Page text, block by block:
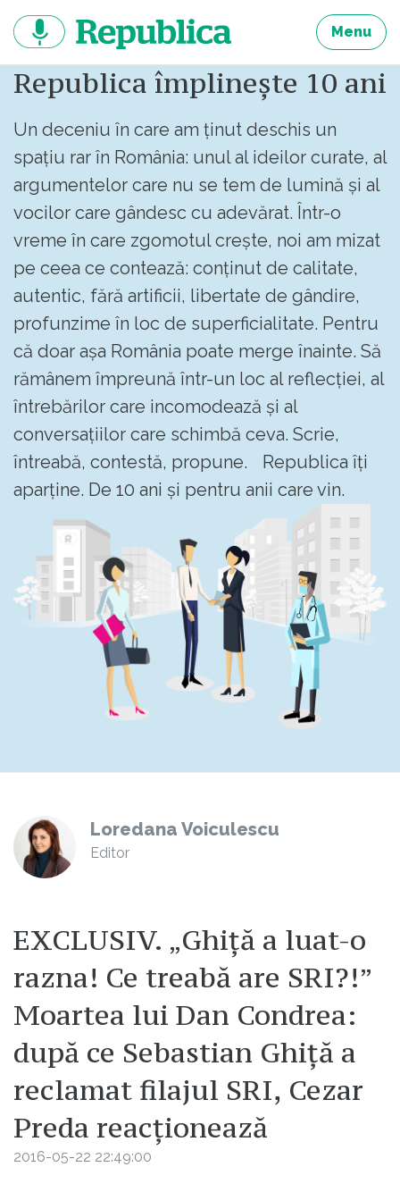
continut
Menu
Republica împlinește 10 ani
Un deceniu în care am ținut deschis un
spațiu rar în România: unul al ideilor curate, al
argumentelor care nu se tem de lumină și al
vocilor care gândesc cu adevărat. Într-o
vreme în care zgomotul crește, noi am mizat
pe ceea ce contează: conținut de calitate,
autentic, fără artificii, libertate de gândire,
profunzime în loc de superficialitate. Pentru
că doar așa România poate merge înainte. Să
rămânem împreună într-un loc al reflecției, al
întrebărilor care incomodează și al
conversațiilor care schimbă ceva. Scrie,
întreabă, contestă, propune. Republica îți
aparține. De 10 ani și pentru anii care vin.
Loredana Voiculescu
Editor
EXCLUSIV. „Ghiță a luat-o
razna! Ce treabă are SRI?!”
Moartea lui Dan Condrea:
după ce Sebastian Ghiță a
reclamat filajul SRI, Cezar
Preda reacționează
2016-05-22 22:49:00